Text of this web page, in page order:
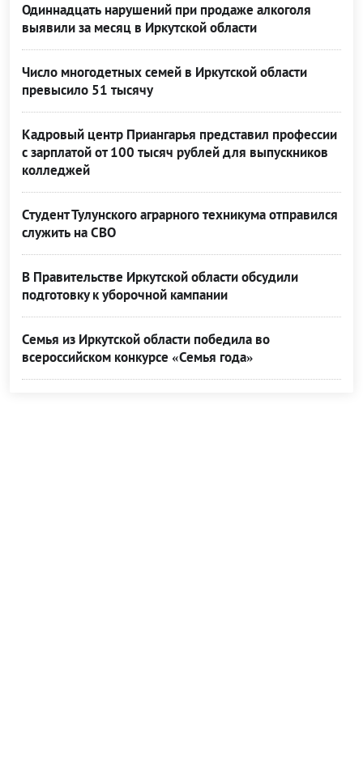
Одиннадцать нарушений при продаже алкоголя
выявили за месяц в Иркутской области
Число многодетных семей в Иркутской области
превысило 51 тысячу
Кадровый центр Приангарья представил профессии
с зарплатой от 100 тысяч рублей для выпускников
колледжей
Студент Тулунского аграрного техникума отправился
служить на СВО
В Правительстве Иркутской области обсудили
подготовку к уборочной кампании
Семья из Иркутской области победила во
всероссийском конкурсе «Семья года»